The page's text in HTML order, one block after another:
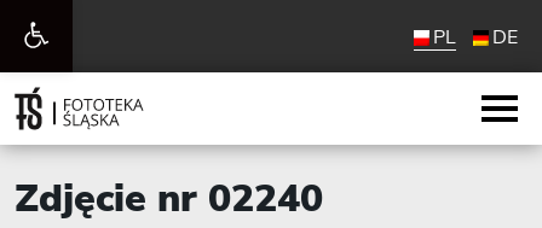
Otwórz
pasek
narzędzi
PL DE
Zdjęcie nr 02240